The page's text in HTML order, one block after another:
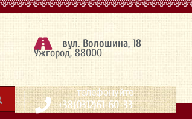
вул. Волошина, 18
Ужгород, 88000
| телефонуйте
+38(0312)61-60-33